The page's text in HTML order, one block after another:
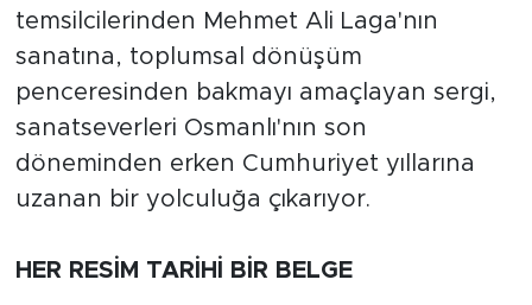
temsilcilerinden Mehmet Ali Laga'nın
sanatına, toplumsal dönüşüm
penceresinden bakmayı amaçlayan sergi,
sanatseverleri Osmanlı'nın son
döneminden erken Cumhuriyet yıllarına
uzanan bir yolculuğa çıkarıyor.
HER RESİM TARİHİ BİR BELGE